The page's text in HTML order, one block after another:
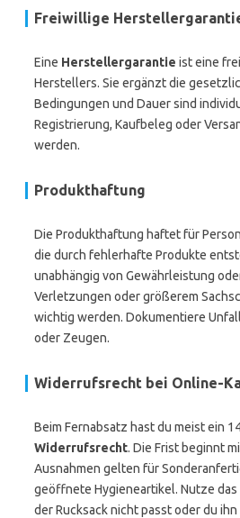
Freiwillige
Eine Herstellergarantie ist eine
Herstellers. Sie ergänzt die
Bedingungen und Dauer sind
Registrierung, Kaufbeleg oder
werden.
Produkthaftung
Die Produkthaftung haftet für
die durch fehlerhafte Produkte
unabhängig von Gewährleistung
Verletzungen oder größerem
wichtig werden. Dokumentiere
oder Zeugen.
Widerrufsrecht bei Online-
Beim Fernabsatz hast du meist ein
Widerrufsrecht. Die Frist beginnt
Ausnahmen gelten für
geöffnete Hygieneartikel. Nutze
der Rucksack nicht passt oder du